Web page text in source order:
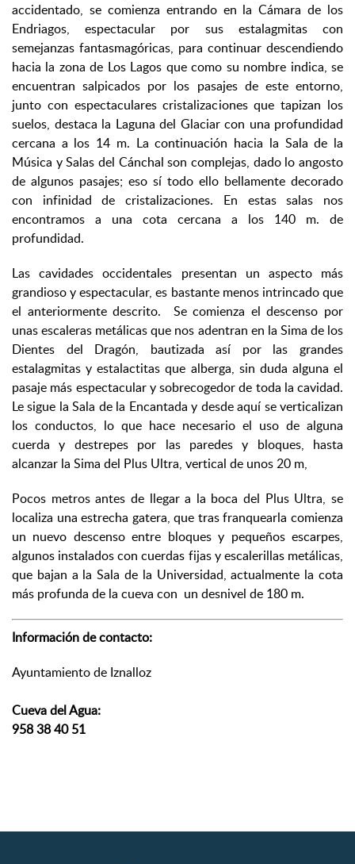
accidentado, se comienza entrando en la Cámara de los
Endriagos, espectacular por sus estalagmitas con
semejanzas fantasmagóricas, para continuar descendiendo
hacia la zona de Los Lagos que como su nombre indica, se
encuentran salpicados por los pasajes de este entorno,
junto con espectaculares cristalizaciones que tapizan los
suelos, destaca la Laguna del Glaciar con una profundidad
cercana a los 14 m. La continuación hacia la Sala de la
Música y Salas del Cánchal son complejas, dado lo angosto
de algunos pasajes; eso sí todo ello bellamente decorado
con infinidad de cristalizaciones. En estas salas nos
encontramos a una cota cercana a los 140 m. de
profundidad.
Las cavidades occidentales presentan un aspecto más
grandioso y espectacular, es bastante menos intrincado que
el anteriormente descrito. Se comienza el descenso por
unas escaleras metálicas que nos adentran en la Sima de los
Dientes del Dragón, bautizada así por las grandes
estalagmitas y estalactitas que alberga, sin duda alguna el
pasaje más espectacular y sobrecogedor de toda la cavidad.
Le sigue la Sala de la Encantada y desde aquí se verticalizan
los conductos, lo que hace necesario el uso de alguna
cuerda y destrepes por las paredes y bloques, hasta
alcanzar la Sima del Plus Ultra, vertical de unos 20 m,
Pocos metros antes de llegar a la boca del Plus Ultra, se
localiza una estrecha gatera, que tras franquearla comienza
un nuevo descenso entre bloques y pequeños escarpes,
algunos instalados con cuerdas fijas y escalerillas metálicas,
que bajan a la Sala de la Universidad, actualmente la cota
más profunda de la cueva con un desnivel de 180 m.
Información de contacto:
Ayuntamiento de Iznalloz
Cueva del Agua:
958 38 40 51